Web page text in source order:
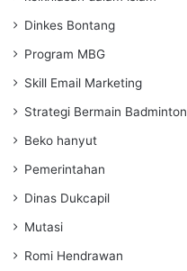
Dinkes Bontang
Program MBG
Skill Email Marketing
Strategi Bermain Badminton
Beko hanyut
Pemerintahan
Dinas Dukcapil
Mutasi
Romi Hendrawan